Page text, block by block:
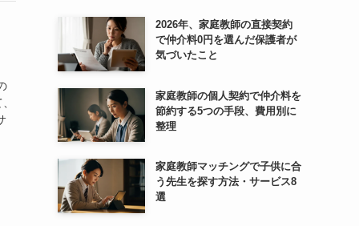
2026年、家庭教師の直接契約
で仲介料0円を選んだ保護者が
気づいたこと
家庭教師の個人契約で仲介料を
節約する5つの手段、費用別に
整理
家庭教師マッチングで子供に合
う先生を探す方法・サービス8
選